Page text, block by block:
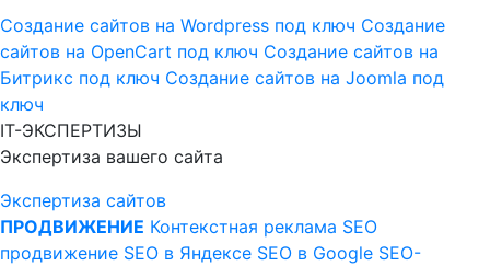
Создание сайтов на Wordpress под ключ Создание
сайтов на OpenCart под ключ Создание сайтов на
Битрикс под ключ Создание сайтов на Joomla под
ключ
IT-ЭКСПЕРТИЗЫ
Экспертиза вашего сайта
Экспертиза сайтов
ПРОДВИЖЕНИЕ Контекстная реклама SEO
продвижение SEO в Яндексе SEO в Google SEO-